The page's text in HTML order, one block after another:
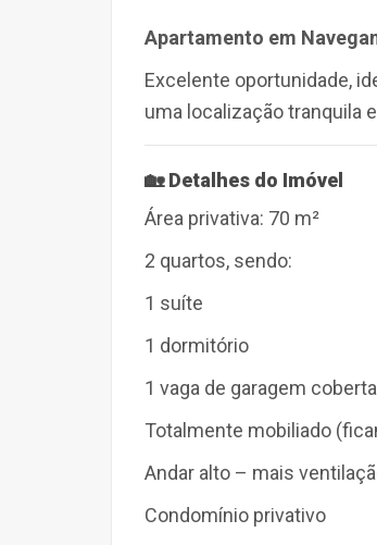
Apartamento em
Excelente oportunidade, i
uma localização tranquila
🏡 Detalhes do Imóvel
Área privativa: 70 m²
2 quartos, sendo:
1 suíte
1 dormitório
1 vaga de garagem coberta
Totalmente mobiliado
Andar alto – mais
Condomínio privativo